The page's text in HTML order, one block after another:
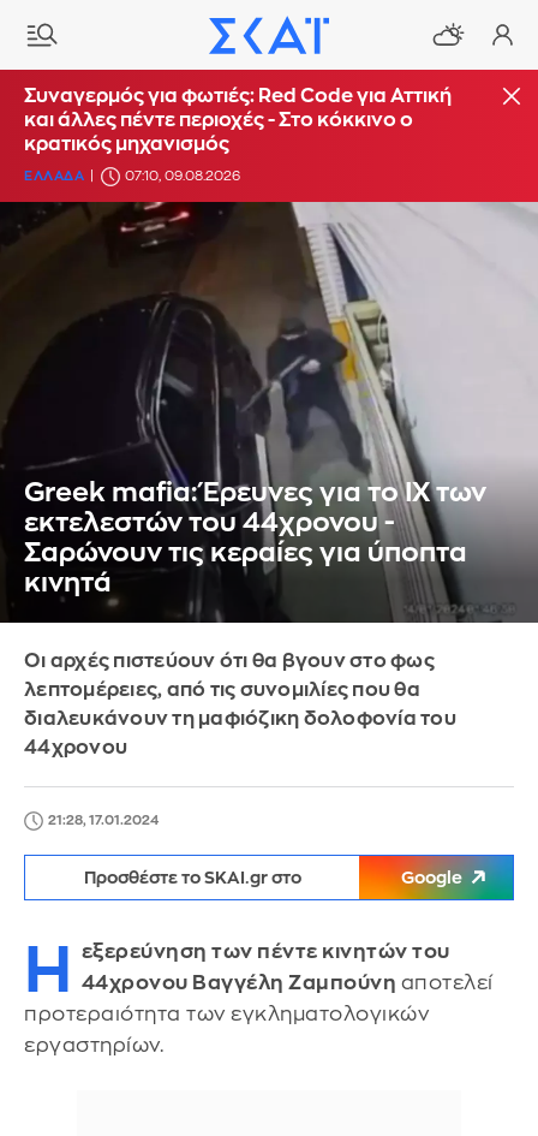
Συναγερμός για φωτιές: Red Code για Αττική
και άλλες πέντε περιοχές - Στο κόκκινο ο
κρατικός μηχανισμός
ΕΛΛΑΔΑ 07:10, 09.08.2026
Greek mafia: Έρευνες για το ΙΧ των
εκτελεστών του 44χρονου -
Σαρώνουν τις κεραίες για ύποπτα
κινητά
Οι αρχές πιστεύουν ότι θα βγουν στο φως
λεπτομέρειες, από τις συνομιλίες που θα
διαλευκάνουν τη μαφιόζικη δολοφονία του
44χρονου
21:28, 17.01.2024
Προσθέστε το SKAI.gr στο Google
H
εξερεύνηση των πέντε κινητών του
44χρονου Βαγγέλη Ζαμπούνη αποτελεί
προτεραιότητα των εγκληματολογικών
εργαστηρίων.